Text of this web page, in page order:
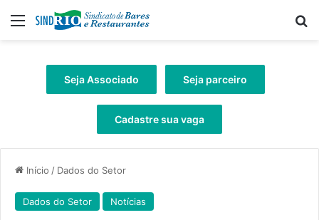
Menu
Seja Associado Seja parceiro
Cadastre sua vaga
Início / Dados do Setor
Dados do Setor Notícias